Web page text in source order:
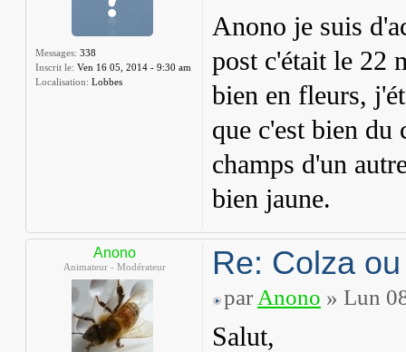
Messages: 338
Inscrit le: Ven 16 05, 2014 - 9:30 am
Localisation: Lobbes
Anono je suis
post c'était le 22
bien en fleurs,
que c'est bien du
champs d'un
bien jaune.
Anono
Animateur - Modérateur Re: Colza
par Anono » Lun
Salut,